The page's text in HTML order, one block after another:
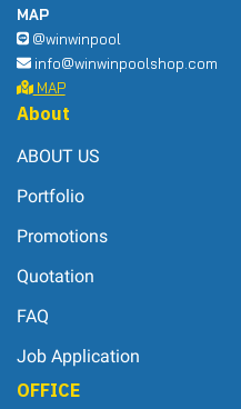
MAP
@winwinpool
info@winwinpoolshop.com
MAP
About
ABOUT US
Portfolio
Promotions
Quotation
FAQ
Job Application
OFFICE